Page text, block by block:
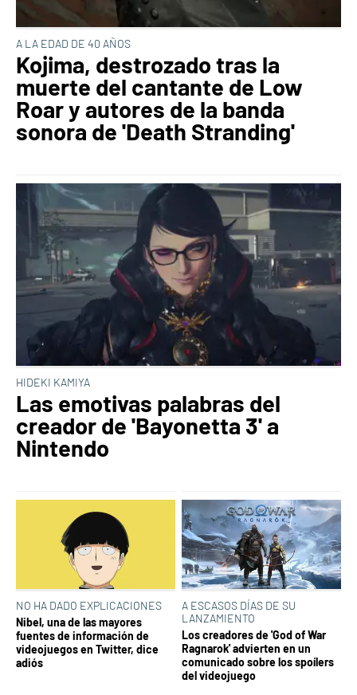
A LA EDAD DE 40 AÑOS
Kojima, destrozado tras la
muerte del cantante de Low
Roar y autores de la banda
sonora de 'Death Stranding'
HIDEKI KAMIYA
Las emotivas palabras del
creador de 'Bayonetta 3' a
Nintendo
NO HA DADO EXPLICACIONES
Nibel, una de las mayores
fuentes de información de
videojuegos en Twitter, dice
adiós
A ESCASOS DÍAS DE SU
LANZAMIENTO
Los creadores de 'God of War
Ragnarok' advierten en un
comunicado sobre los spoílers
del videojuego